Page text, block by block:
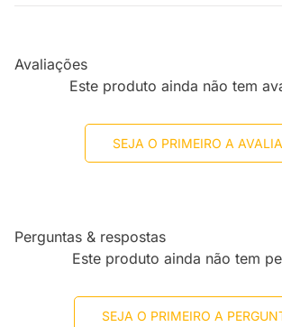
Avaliações
Este produto ainda não tem
SEJA O PRIMEIRO A
Perguntas & respostas
Este produto ainda não tem
SEJA O PRIMEIRO A